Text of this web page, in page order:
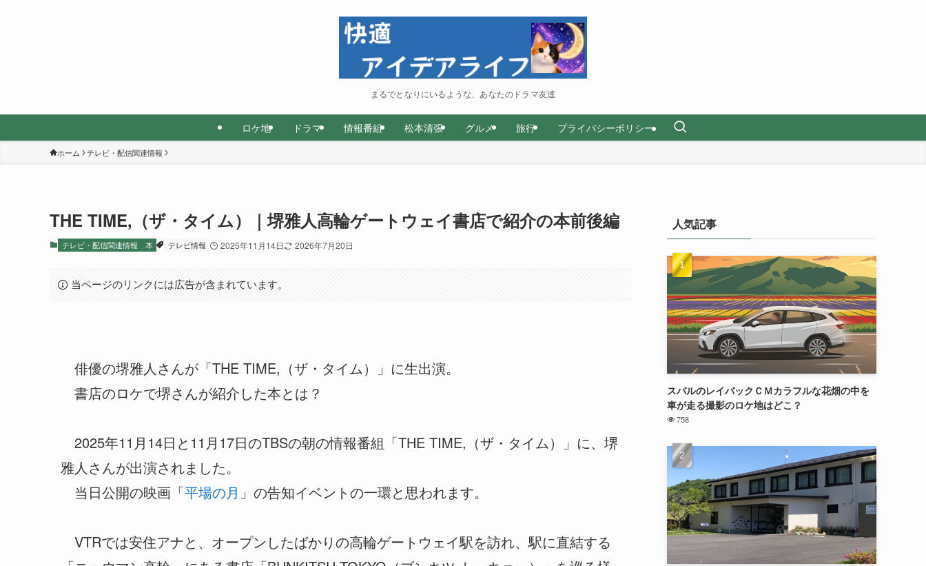
まるでとなりにいるような、あなたのドラマ友達
ロケ地 ドラマ 情報番組 松本清張 グルメ 旅行 プライバシーポリシー
ホーム テレビ・配信関連情報
THE TIME,（ザ・タイム）｜堺雅人高輪ゲートウェイ書店で紹介の本前後編
テレビ・配信関連情報 本 テレビ情報 2025年11月14日 2026年7月20日
当ページのリンクには広告が含まれています。
俳優の堺雅人さんが「THE TIME,（ザ・タイム）」に生出演。
書店のロケで堺さんが紹介した本とは？
2025年11月14日と11月17日のTBSの朝の情報番組「THE TIME,（ザ・タイム）」に、堺
雅人さんが出演されました。
当日公開の映画「平場の月 」の告知イベントの一環と思われます。
VTRでは安住アナと、オープンしたばかりの高輪ゲートウェイ駅を訪れ、駅に直結する
人気記事
スバルのレイバックＣＭカラフルな花畑の中を
車が走る撮影のロケ地はどこ？
758